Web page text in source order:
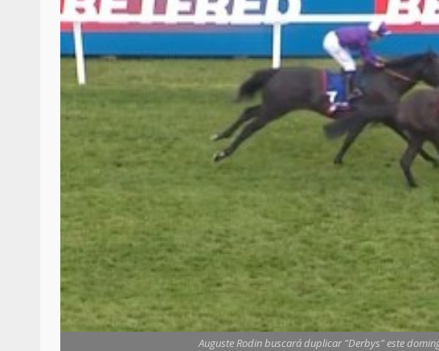
Auguste Rodin buscará duplicar "Derbys" este